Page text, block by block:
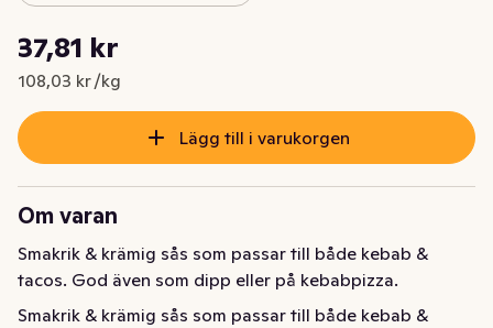
Nuvarande pris är: 37,81 kr
37,81 kr
108,03 kr /kg
Styckpris: 108,03 kr /kg
Lägg till i varukorgen
Om varan
Smakrik & krämig sås som passar till både kebab &
tacos. God även som dipp eller på kebabpizza.
Smakrik & krämig sås som passar till både kebab &